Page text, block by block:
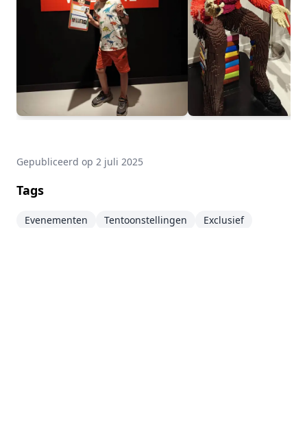
Gepubliceerd op 2 juli 2025
Tags
Evenementen Tentoonstellingen Exclusief